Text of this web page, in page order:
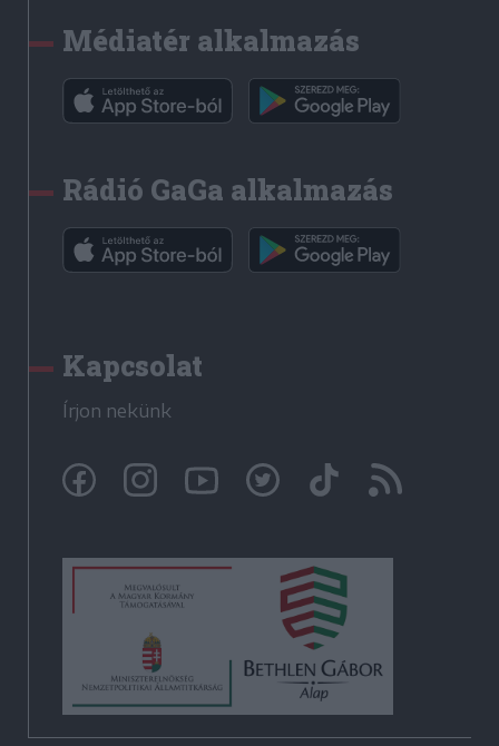
Médiatér alkalmazás
Rádió GaGa alkalmazás
Kapcsolat
Írjon nekünk